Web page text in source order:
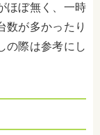
ほぼ無く、一時
数が多かったり
の際は参考にし